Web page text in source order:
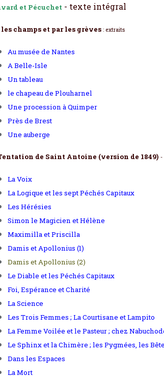
et Pécuchet - texte intégral
les champs et par les grèves : extraits
Au musée de Nantes
A Belle-Isle
Un tableau
le chapeau de Plouharnel
Une procession à Quimper
Près de Brest
Une auberge
de Saint Antoine (version de 1849) -
La Voix
La Logique et les sept Péchés Capitaux
Les Hérésies
Simon le Magicien et Hélène
Maximilla et Priscilla
Damis et Apollonius (1)
Damis et Apollonius (2)
Le Diable et les Péchés Capitaux
Foi, Espérance et Charité
La Science
Les Trois Femmes ; La Courtisane et Lampito
La Femme Voilée et le Pasteur ; chez
Le Sphinx et la Chimère ; les Pygmées, les
Dans les Espaces
La Mort